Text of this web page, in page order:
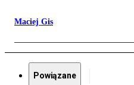
Maciej Gis
Powiązane